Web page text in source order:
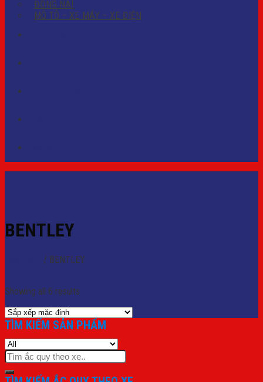
ĐỒNG NAI
MÔ TÔ – XE MÁY – XE ĐIỆN
BENTLEY
/ BENTLEY
Showing all 6 results
TÌM KIẾM SẢN PHẨM
Tìm
kiếm: